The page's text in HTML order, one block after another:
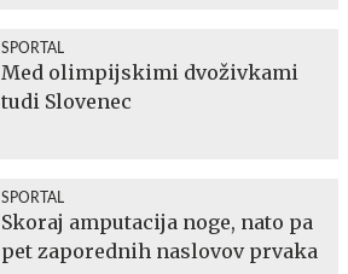
SPORTAL
Med olimpijskimi dvoživkami
tudi Slovenec
SPORTAL
Skoraj amputacija noge, nato pa
pet zaporednih naslovov prvaka